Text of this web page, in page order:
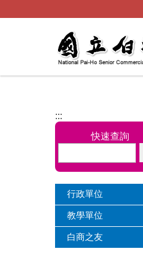
到
:::
快速查詢
行政單位
教學單位
白商之友